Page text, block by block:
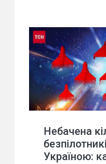
Небачена
Україною: